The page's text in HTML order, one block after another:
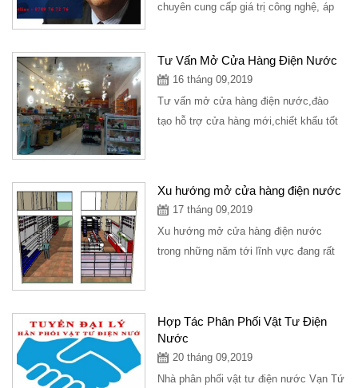
chuyên cung cấp giá trị công nghệ, áp
Tư Vấn Mở Cửa Hàng Điện Nước
16 tháng 09,2019
Tư vấn mở cửa hàng điện nước,đào
tạo hỗ trợ cửa hàng mới,chiết khấu tốt
Xu hướng mở cửa hàng điện nước
17 tháng 09,2019
Xu hướng mở cửa hàng điện nước
trong những năm tới lĩnh vực đang rất
Hợp Tác Phân Phối Vật Tư Điện
Nước
20 tháng 09,2019
Nhà phân phối vật tư điện nước Vạn Tứ